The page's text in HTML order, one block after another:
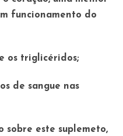
funcionamento do
os triglicéridos;
de sangue nas
sobre este suplemeto,